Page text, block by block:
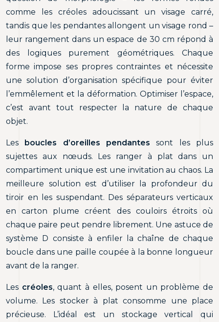
comme les créoles adoucissant un visage carré,
tandis que les pendantes allongent un visage rond –
leur rangement dans un espace de 30 cm répond à
des logiques purement géométriques. Chaque
forme impose ses propres contraintes et nécessite
une solution d’organisation spécifique pour éviter
l’emmêlement et la déformation. Optimiser l’espace,
c’est avant tout respecter la nature de chaque
objet.
Les boucles d’oreilles pendantes sont les plus
sujettes aux nœuds. Les ranger à plat dans un
compartiment unique est une invitation au chaos. La
meilleure solution est d’utiliser la profondeur du
tiroir en les suspendant. Des séparateurs verticaux
en carton plume créent des couloirs étroits où
chaque paire peut pendre librement. Une astuce de
système D consiste à enfiler la chaîne de chaque
boucle dans une paille coupée à la bonne longueur
avant de la ranger.
Les créoles, quant à elles, posent un problème de
volume. Les stocker à plat consomme une place
précieuse. L’idéal est un stockage vertical qui